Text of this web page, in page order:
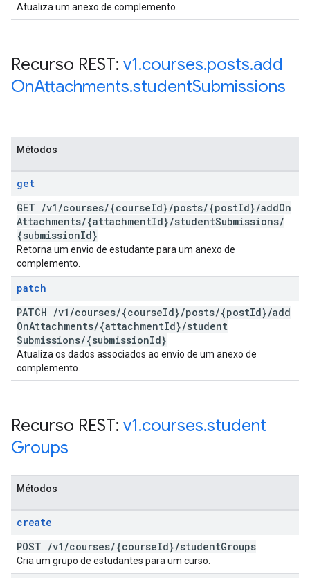
Atualiza um anexo de complemento.
Recurso REST: v1.courses.posts.add
OnAttachments.studentSubmissions
Métodos
get
GET /v1 /courses/{courseId}/posts/{postId}/addOn
Attachments/{attachmentId}/studentSubmissions/
{submissionId}
Retorna um envio de estudante para um anexo de
complemento.
patch
PATCH /v1 /courses/{courseId}/posts/{postId}/add
OnAttachments/{attachmentId}/student
Submissions/{submissionId}
Atualiza os dados associados ao envio de um anexo de
complemento.
Recurso REST: v1.courses.student
Groups
Métodos
create
POST /v1 /courses/{courseId}/studentGroups
Cria um grupo de estudantes para um curso.